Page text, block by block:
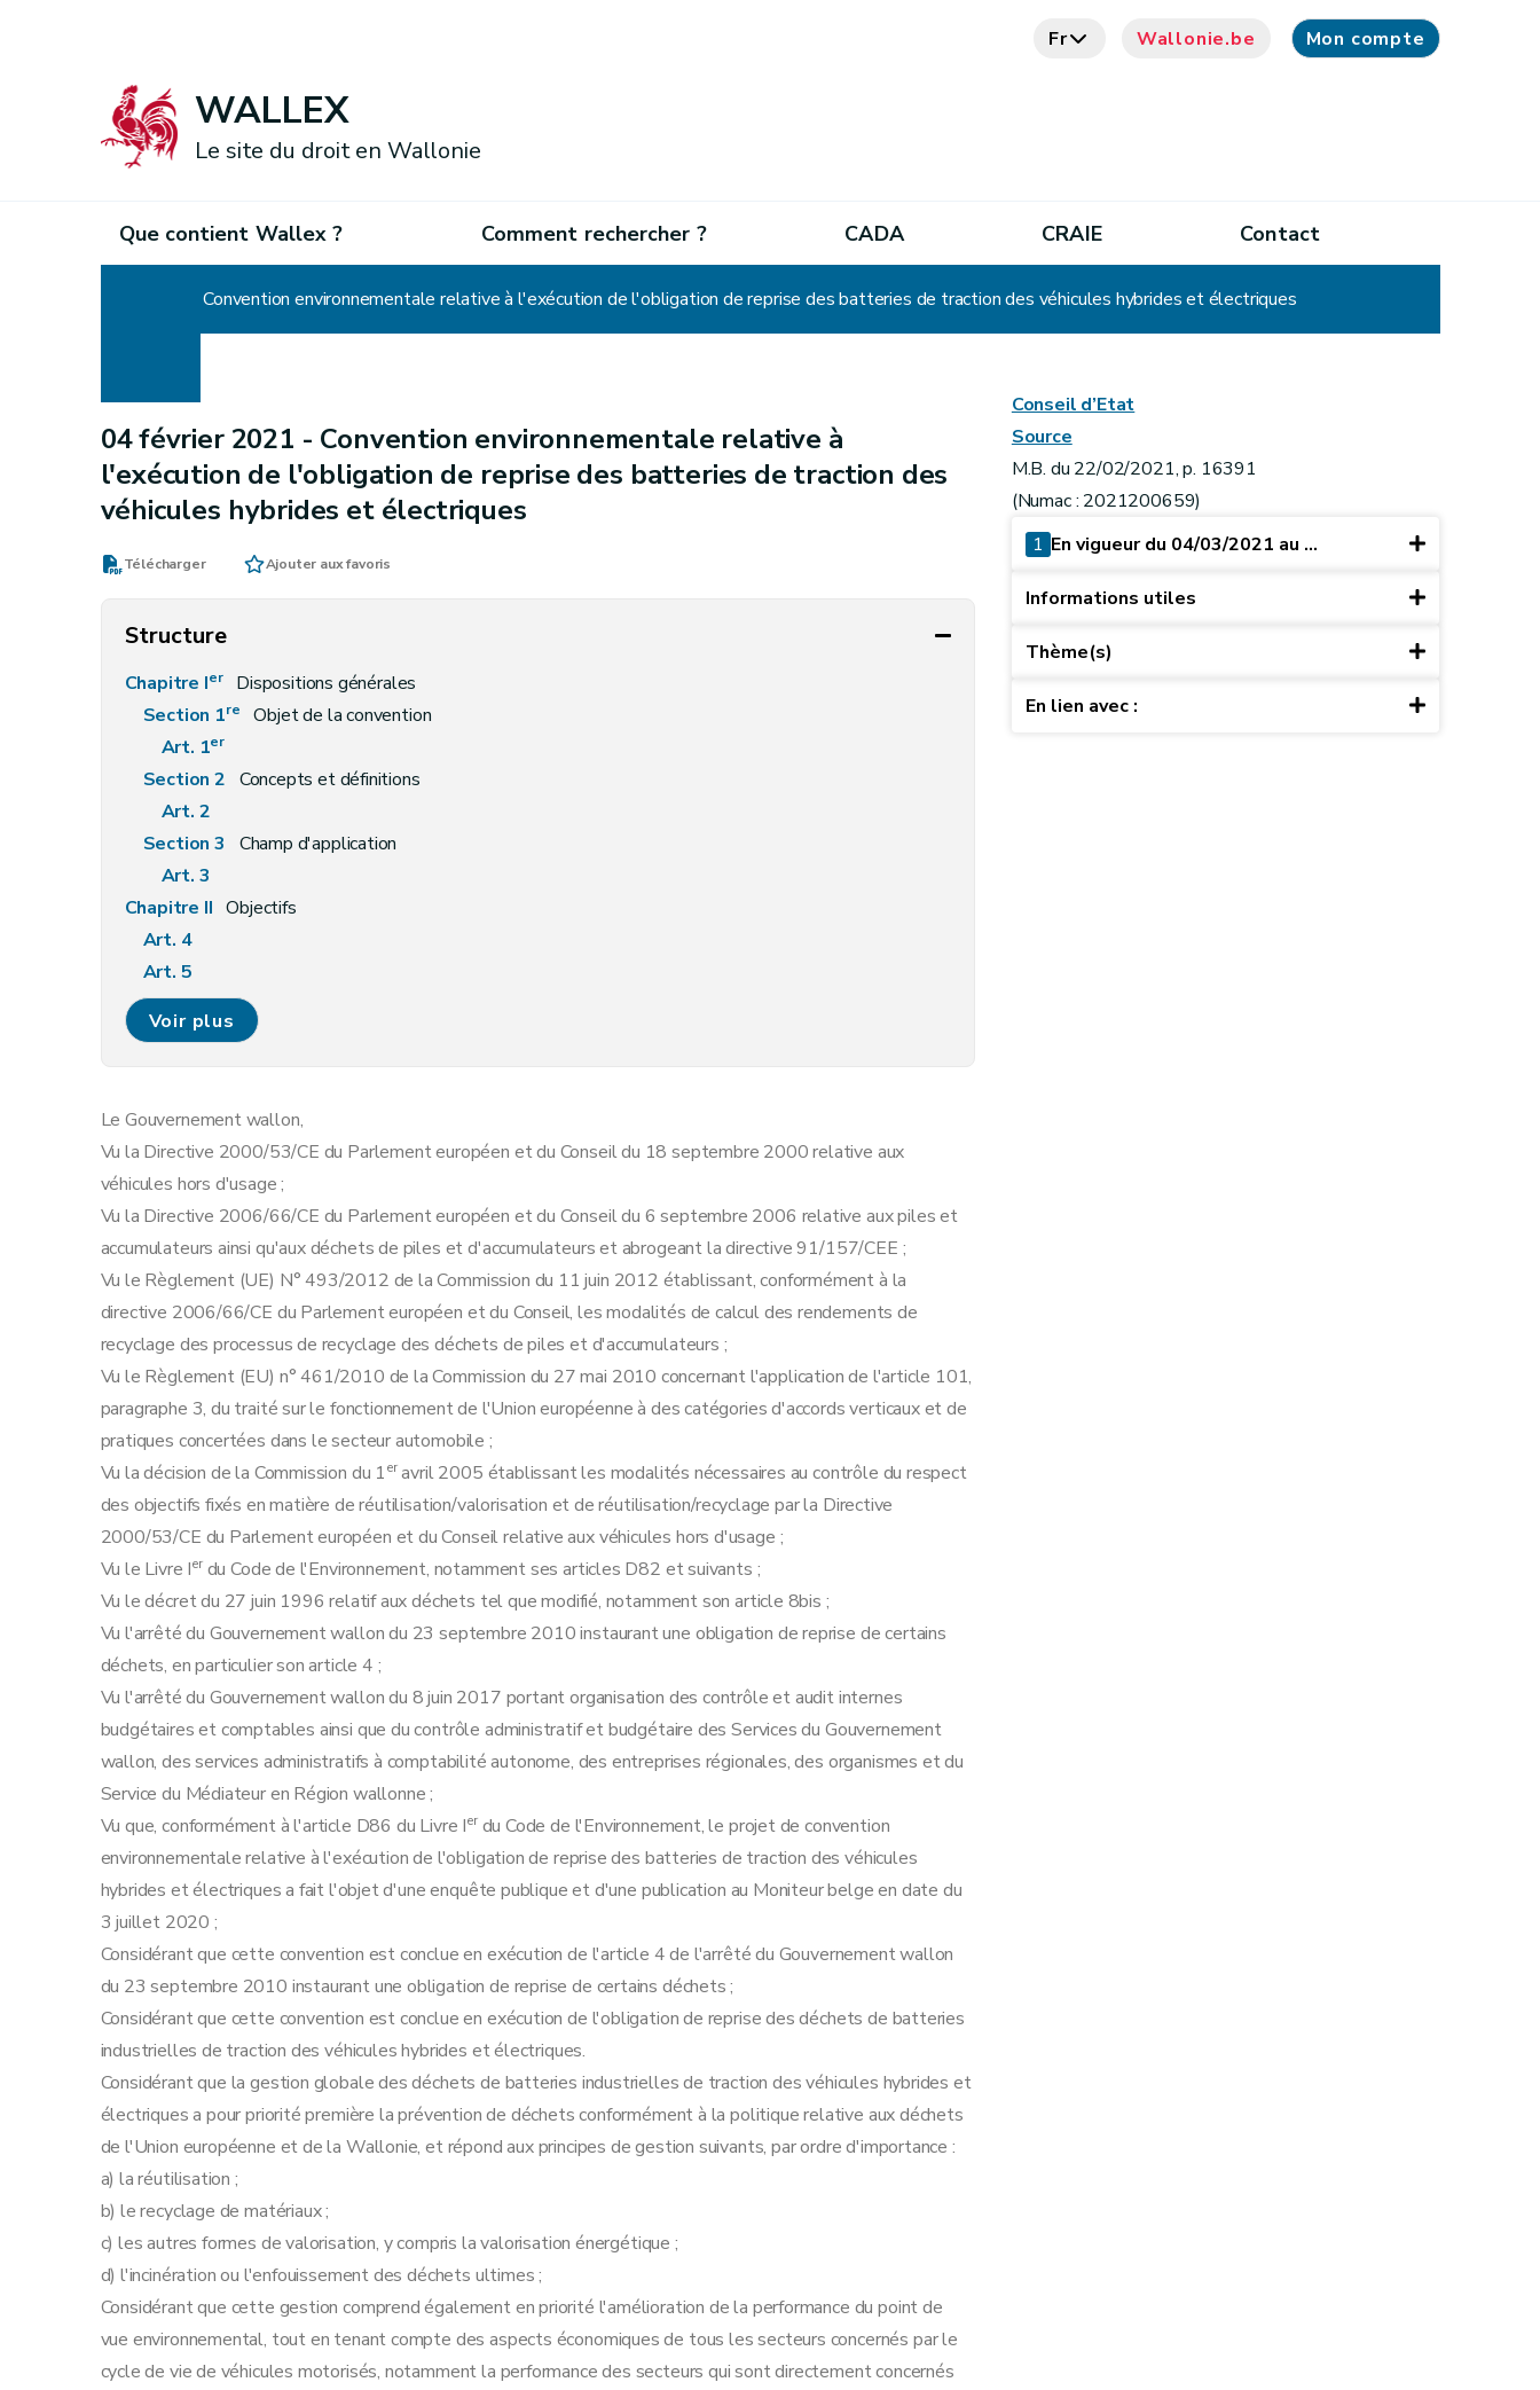
Fr Wallonie.be Mon compte
WALLEX
Le site du droit en Wallonie
Que contient Wallex ? Comment rechercher ? CADA CRAIE Contact
Convention environnementale relative à l'exécution de l'obligation de reprise des batteries de traction des véhicules hybrides et électriques
04 février 2021 - Convention environnementale relative à
l'exécution de l'obligation de reprise des batteries de traction des
véhicules hybrides et électriques
Télécharger Ajouter aux favoris
Structure
Chapitre Ier
Dispositions générales
Section 1re
Objet de la convention
Art. 1er
Section 2 Concepts et définitions
Art. 2
Section 3
Champ d'application
Art. 3
Chapitre II Objectifs
Art. 4
Art. 5
Art. 6
Art. 7
Art. 8
Art. 9
Section 2 Sensibilisation
Art. 10
Art. 11
Art. 12
Chapitre IV Collecte sélective des batteries HEV
Art. 13
Art. 14
Art. 15
Art. 16
Art. 17
Chapitre V Réutilisation et utilisation secondaire des batteries HEV
Art. 18
Art. 19
Chapitre VI
Traitement et recyclage des batteries HEV
Art. 20
Art. 21
Art. 22
Chapitre VII Système de reprise
Art. 23
Art. 24
Art. 25
Chapitre VIII Tâches et responsabilités
Art. 26
Art. 27
Art. 28
Chapitre IX Financement
Art. 29
Art. 30
Art. 31
Art. 32
Chapitre X Rapportage
Art. 33
Art. 34
Art. 35
Art. 36
Art. 37
Chapitre XI Rôles de la Région
Art. 38
Voir plus
Le Gouvernement wallon,
Vu la Directive 2000/53/CE du Parlement européen et du Conseil du 18 septembre 2000 relative aux
véhicules hors d'usage ;
Vu la Directive 2006/66/CE du Parlement européen et du Conseil du 6 septembre 2006 relative aux piles et
accumulateurs ainsi qu'aux déchets de piles et d'accumulateurs et abrogeant la directive 91/157/CEE ;
Vu le Règlement (UE) N° 493/2012 de la Commission du 11 juin 2012 établissant, conformément à la
directive 2006/66/CE du Parlement européen et du Conseil, les modalités de calcul des rendements de
recyclage des processus de recyclage des déchets de piles et d'accumulateurs ;
Vu le Règlement (EU) n° 461/2010 de la Commission du 27 mai 2010 concernant l'application de l'article 101,
paragraphe 3, du traité sur le fonctionnement de l'Union européenne à des catégories d'accords verticaux et de
pratiques concertées dans le secteur automobile ;
Vu la décision de la Commission du 1eravril 2005 établissant les modalités nécessaires au contrôle du respect
des objectifs fixés en matière de réutilisation/valorisation et de réutilisation/recyclage par la Directive
2000/53/CE du Parlement européen et du Conseil relative aux véhicules hors d'usage ;
Vu le Livre Ierdu Code de l'Environnement, notamment ses articles D82 et suivants ;
Vu le décret du 27 juin 1996 relatif aux déchets tel que modifié, notamment son article 8bis ;
Vu l'arrêté du Gouvernement wallon du 23 septembre 2010 instaurant une obligation de reprise de certains
déchets, en particulier son article 4 ;
Vu l'arrêté du Gouvernement wallon du 8 juin 2017 portant organisation des contrôle et audit internes
budgétaires et comptables ainsi que du contrôle administratif et budgétaire des Services du Gouvernement
wallon, des services administratifs à comptabilité autonome, des entreprises régionales, des organismes et du
Service du Médiateur en Région wallonne ;
Vu que, conformément à l'article D86 du Livre Ierdu Code de l'Environnement, le projet de convention
environnementale relative à l'exécution de l'obligation de reprise des batteries de traction des véhicules
hybrides et électriques a fait l'objet d'une enquête publique et d'une publication au Moniteur belge en date du
3 juillet 2020 ;
Considérant que cette convention est conclue en exécution de l'article 4 de l'arrêté du Gouvernement wallon
du 23 septembre 2010 instaurant une obligation de reprise de certains déchets ;
Considérant que cette convention est conclue en exécution de l'obligation de reprise des déchets de batteries
industrielles de traction des véhicules hybrides et électriques.
Considérant que la gestion globale des déchets de batteries industrielles de traction des véhicules hybrides et
électriques a pour priorité première la prévention de déchets conformément à la politique relative aux déchets
de l'Union européenne et de la Wallonie, et répond aux principes de gestion suivants, par ordre d'importance :
a) la réutilisation ;
b) le recyclage de matériaux ;
c) les autres formes de valorisation, y compris la valorisation énergétique ;
d) l'incinération ou l'enfouissement des déchets ultimes ;
Considérant que cette gestion comprend également en priorité l'amélioration de la performance du point de
vue environnemental, tout en tenant compte des aspects économiques de tous les secteurs concernés par le
cycle de vie de véhicules motorisés, notamment la performance des secteurs qui sont directement concernés
Conseil d’Etat
Source
M.B. du 22/02/2021, p. 16391
(Numac : 2021200659)
1 En vigueur du 04/03/2021 au ...
Informations utiles
Thème(s)
En lien avec :